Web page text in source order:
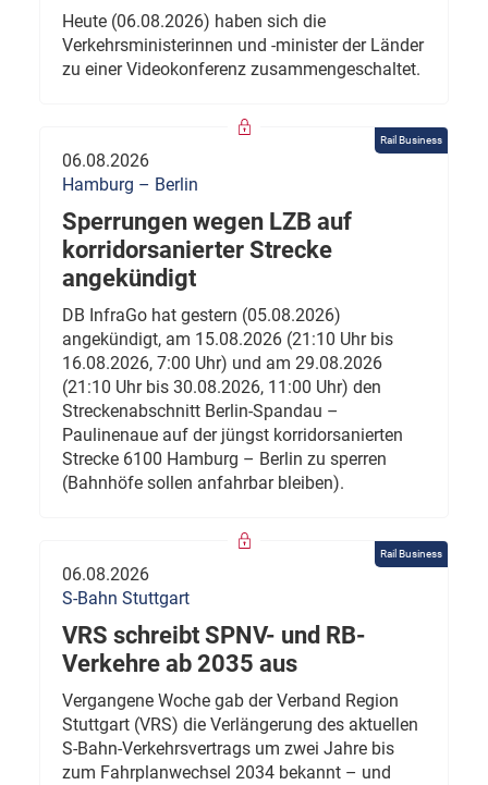
Heute (06.08.2026) haben sich die
Verkehrsministerinnen und -minister der Länder
zu einer Videokonferenz zusammengeschaltet.
Rail Business
06.08.2026
Hamburg – Berlin
Sperrungen wegen LZB auf
korridorsanierter Strecke
angekündigt
DB InfraGo hat gestern (05.08.2026)
angekündigt, am 15.08.2026 (21:10 Uhr bis
16.08.2026, 7:00 Uhr) und am 29.08.2026
(21:10 Uhr bis 30.08.2026, 11:00 Uhr) den
Streckenabschnitt Berlin-Spandau –
Paulinenaue auf der jüngst korridorsanierten
Strecke 6100 Hamburg – Berlin zu sperren
(Bahnhöfe sollen anfahrbar bleiben).
Rail Business
06.08.2026
S-Bahn Stuttgart
VRS schreibt SPNV- und RB-
Verkehre ab 2035 aus
Vergangene Woche gab der Verband Region
Stuttgart (VRS) die Verlängerung des aktuellen
S-Bahn-Verkehrsvertrags um zwei Jahre bis
zum Fahrplanwechsel 2034 bekannt – und